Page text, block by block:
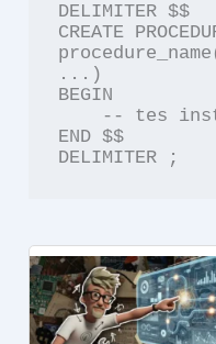
DELIMITER $$
CREATE
...)
BEGIN
END $$
DELIMITER ;